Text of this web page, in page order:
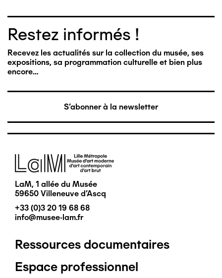
Restez informés !
Recevez les actualités sur la collection du musée, ses
expositions, sa programmation culturelle et bien plus
encore…
S'abonner à la newsletter
Image
LaM, 1 allée du Musée
59650 Villeneuve d'Ascq
+33 (0)3 20 19 68 68
info@musee-lam.fr
Pied
Ressources documentaires
Espace professionnel